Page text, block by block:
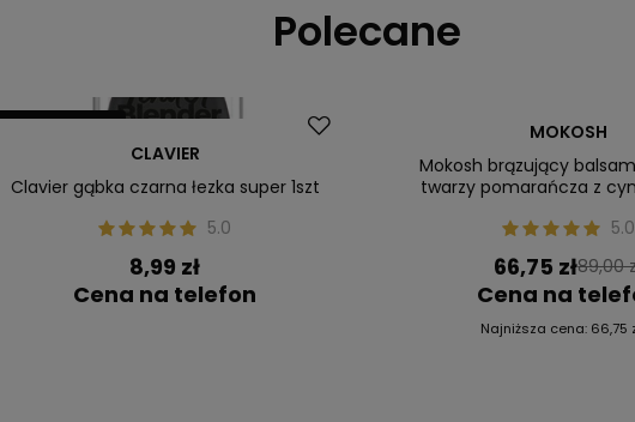
Polecane
Nasz bestseller
CLAVIER
Clavier gąbka czarna łezka super 1szt
5.0
8,99 zł
Cena na telefon
MOKOSH
Mokosh brązujący
twarzy pomarańcza z
5.0
66,75 zł89,00
Cena na
Najniższa cena: 66,75